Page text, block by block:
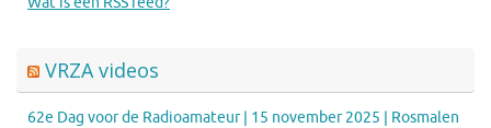
VRZA videos
62e Dag voor de Radioamateur | 15 november 2025 | Rosmalen